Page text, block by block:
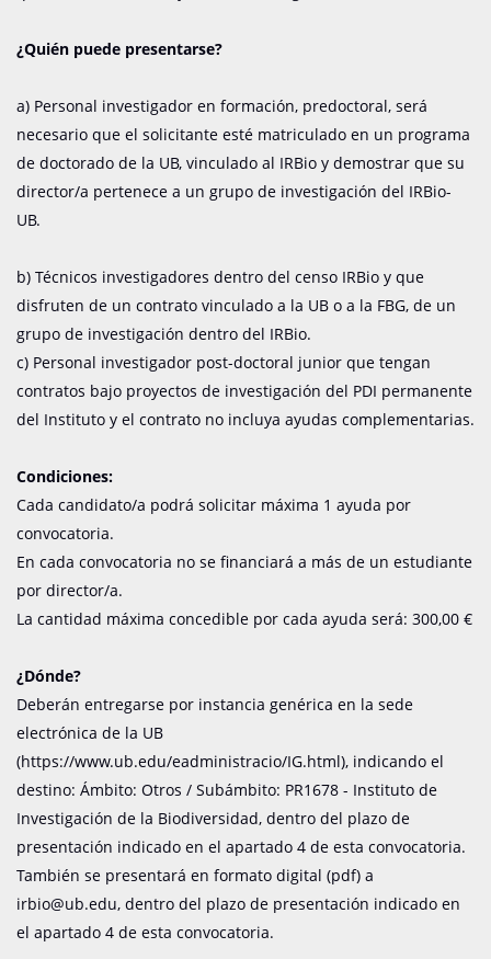
¿Quién puede presentarse?
a) Personal investigador en formación, predoctoral, será
necesario que el solicitante esté matriculado en un programa
de doctorado de la UB, vinculado al IRBio y demostrar que su
director/a pertenece a un grupo de investigación del IRBio-
UB.
b) Técnicos investigadores dentro del censo IRBio y que
disfruten de un contrato vinculado a la UB o a la FBG, de un
grupo de investigación dentro del IRBio.
c) Personal investigador post-doctoral junior que tengan
contratos bajo proyectos de investigación del PDI permanente
del Instituto y el contrato no incluya ayudas complementarias.
Condiciones:
Cada candidato/a podrá solicitar máxima 1 ayuda por
convocatoria.
En cada convocatoria no se financiará a más de un estudiante
por director/a.
La cantidad máxima concedible por cada ayuda será: 300,00 €
¿Dónde?
Deberán entregarse por instancia genérica en la sede
electrónica de la UB
(https://www.ub.edu/eadministracio/IG.html), indicando el
destino: Ámbito: Otros / Subámbito: PR1678 - Instituto de
Investigación de la Biodiversidad, dentro del plazo de
presentación indicado en el apartado 4 de esta convocatoria.
También se presentará en formato digital (pdf) a
irbio@ub.edu, dentro del plazo de presentación indicado en
el apartado 4 de esta convocatoria.